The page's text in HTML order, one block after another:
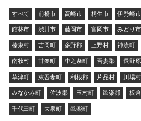
すべて 前橋市 高崎市 桐生市 伊勢崎市
館林市 渋川市 藤岡市 富岡市 みどり市
榛東村 吉岡町 多野郡 上野村 神流町
南牧村 甘楽町 中之条町 吾妻郡 長野
草津町 東吾妻町 利根郡 片品村 川場村
みなかみ町 佐波郡 玉村町 邑楽郡 板
千代田町 大泉町 邑楽町